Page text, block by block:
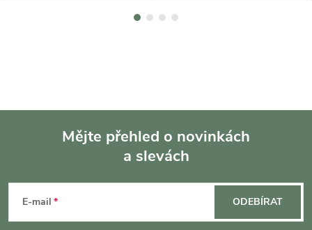
Mějte přehled o novinkách
a slevách
E-mail ODEBÍRAT